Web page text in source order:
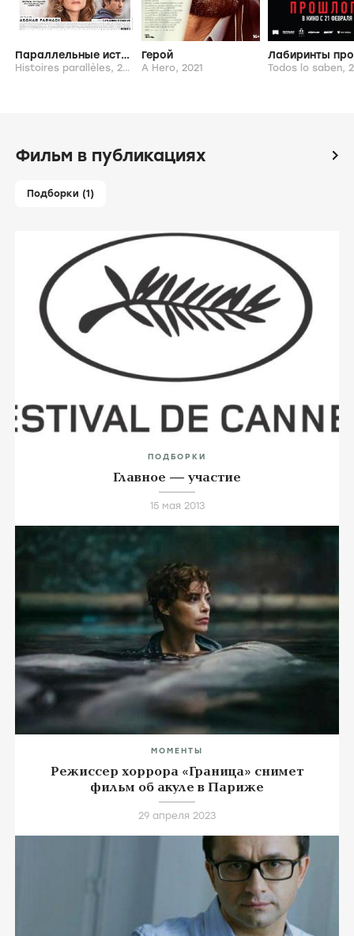
Параллельные истории
Histoires parallèles, 2026
Герой
A Hero, 2021 Todos lo saben,
Фильм в публикациях icon
Подборки (1)
ПОДБОРКИ
Главное — участие
15 мая 2013
МОМЕНТЫ
Режиссер хоррора «Граница» снимет
фильм об акуле в Париже
29 апреля 2023